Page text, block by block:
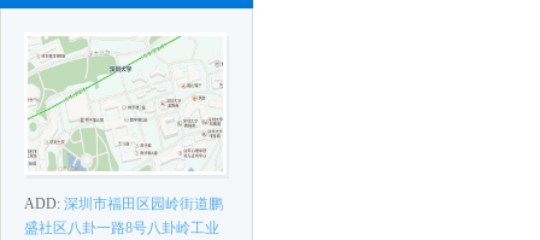
ADD: 深圳市福田区园岭街道鹏
盛社区八卦一路8号八卦岭工业